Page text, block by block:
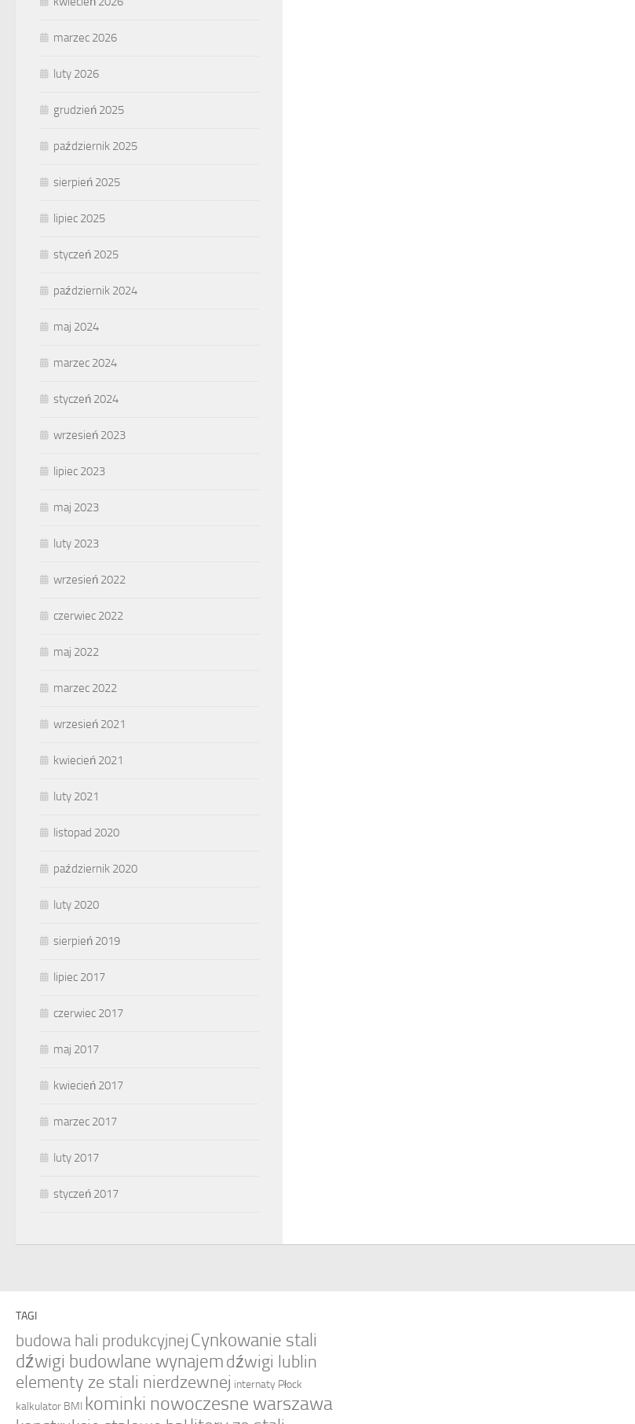
marzec 2026
luty 2026
grudzień 2025
październik 2025
sierpień 2025
lipiec 2025
styczeń 2025
październik 2024
maj 2024
marzec 2024
styczeń 2024
wrzesień 2023
lipiec 2023
maj 2023
luty 2023
wrzesień 2022
czerwiec 2022
maj 2022
marzec 2022
wrzesień 2021
kwiecień 2021
luty 2021
listopad 2020
październik 2020
luty 2020
sierpień 2019
lipiec 2017
czerwiec 2017
maj 2017
kwiecień 2017
marzec 2017
luty 2017
styczeń 2017
TAGI
budowa hali produkcyjnej Cynkowanie stali
dźwigi budowlane wynajemdźwigi lublin
elementy ze stali nierdzewnej internaty Płock
kalkulator BMI kominki nowoczesne warszawa